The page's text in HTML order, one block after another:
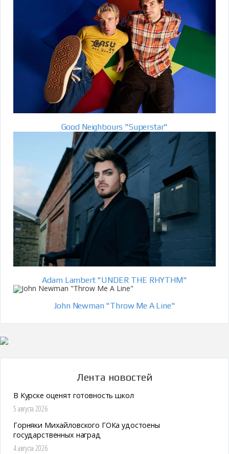
Good Neighbours "Superstar"
Adam Lambert "UNDER THE RHYTHM"
John Newman "Throw Me A Line"
Лента новостей
В Курске оценят готовность школ
5 августа 2026
Горняки Михайловского ГОКа удостоены
государственных наград
4 августа 2026